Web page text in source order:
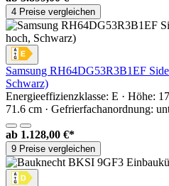
4 Preise vergleichen
Samsung RH64DG53R3B1EF
Schwarz)
Energieeffizienzklasse: E · Höhe:
71.6 cm · Gefrierfachanordnung:
ab 1.128,00 €*
9 Preise vergleichen